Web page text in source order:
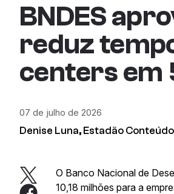
BNDES
reduz
centers em
07 de julho de 2026
Denise Luna, Estadão Conteúdo
O Banco Nacional de
10,18 milhões para a